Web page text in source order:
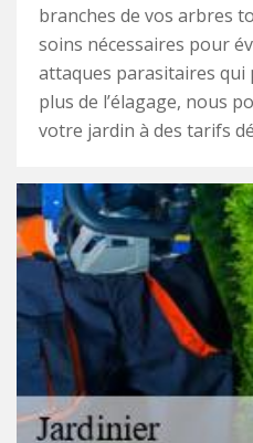
branches de vos arbres
soins nécessaires pour
attaques parasitaires qui
plus de l’élagage, nous
votre jardin à des tarifs